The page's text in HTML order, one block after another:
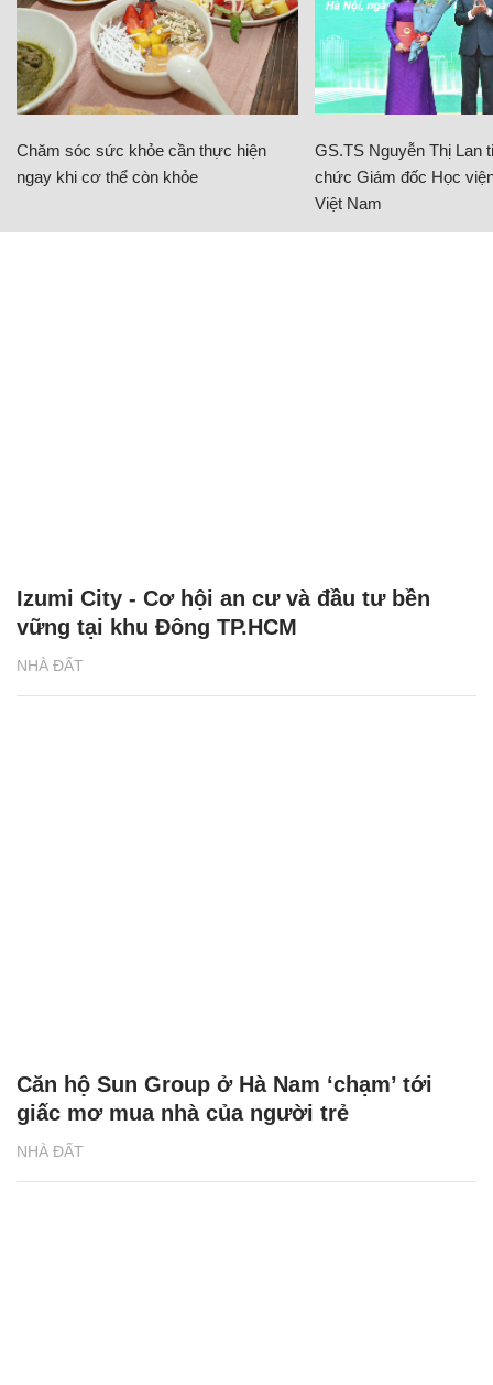
Chăm sóc sức khỏe cần thực hiện
ngay khi cơ thể còn khỏe
GS.TS Nguyễn Thị Lan
chức Giám đốc Học
Việt Nam
NHÀ ĐẤT
Izumi City - Cơ hội an cư và đầu tư bền
vững tại khu Đông TP.HCM
NHÀ ĐẤT
Căn hộ Sun Group ở Hà Nam ‘chạm’ tới
giấc mơ mua nhà của người trẻ